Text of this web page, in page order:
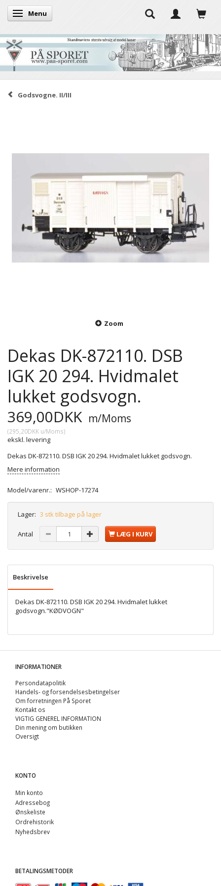
Skifte navigation
Menu
Godsvogne. II/III
Zoom
Dekas DK-872110. DSB
IGK 20 294. Hvidmalet
lukket godsvogn.
369,00DKK m/Moms
(295,20DKK u/Moms)
ekskl. levering
Dekas DK-872110. DSB IGK 20 294. Hvidmalet lukket godsvogn.
Mere information
Model/varenr.: WSHOP-17274
Lager: 3 stk tilbage på lager
Antal LÆG I KURV
Beskrivelse
Dekas DK-872110. DSB IGK 20 294. Hvidmalet lukket
godsvogn."KØDVOGN"
INFORMATIONER
Persondatapolitik
Handels- og forsendelsesbetingelser
Om forretningen På Sporet
Kontakt os
VIGTIG GENEREL INFORMATION
Din mening om butikken
Oversigt
KONTO
Min konto
Adressebog
Ønskeliste
Ordrehistorik
Nyhedsbrev
BETALINGSMETODER